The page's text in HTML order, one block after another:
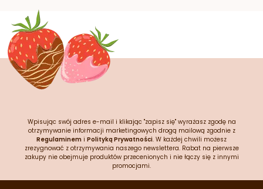
Wpisując swój adres e-mail i klikając "zapisz się" wyrażasz zgodę na
otrzymywanie informacji marketingowych drogą mailową zgodnie z
Regulaminem i Polityką Prywatności. W każdej chwili możesz
zrezygnować z otrzymywania naszego newslettera. Rabat na pierwsze
zakupy nie obejmuje produktów przecenionych i nie łączy się z innymi
promocjami.